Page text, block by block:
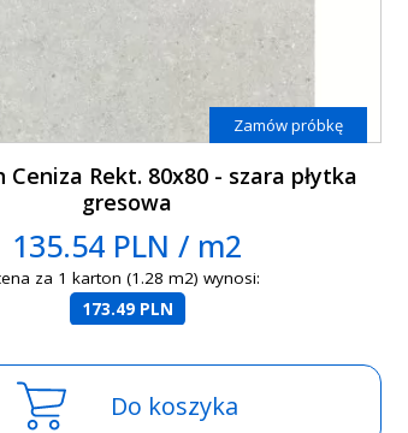
Zamów próbkę
Ceniza Rekt. 80x80 - szara płytka
gresowa
135.54 PLN / m2
za 1 karton (1.28 m2) wynosi:
173.49 PLN
Do koszyka